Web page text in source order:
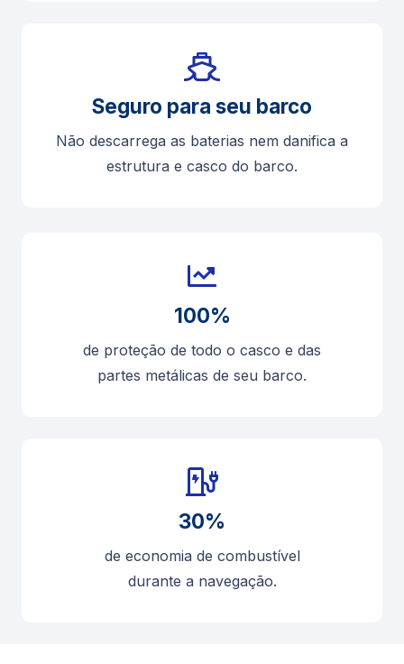
Seguro para seu barco
Não descarrega as baterias nem danifica a
estrutura e casco do barco.
100%
de proteção de todo o casco e das
partes metálicas de seu barco.
30%
de economia de combustível
durante a navegação.